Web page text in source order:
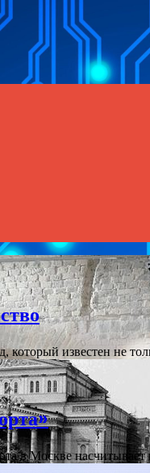
известен не
в Москве